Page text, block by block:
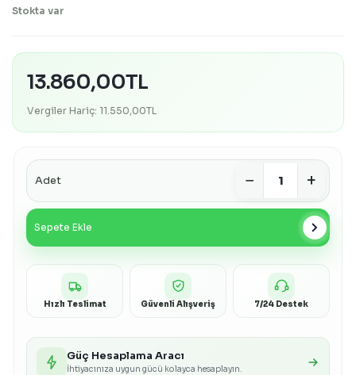
Stokta var
13.860,00TL
Vergiler Hariç: 11.550,00TL
Adet − +
Sepete Ekle chevron_right
Hızlı Teslimat Güvenli Alışveriş 7/24 Destek
Güç Hesaplama Aracı
İhtiyacınıza uygun gücü kolayca hesaplayın.